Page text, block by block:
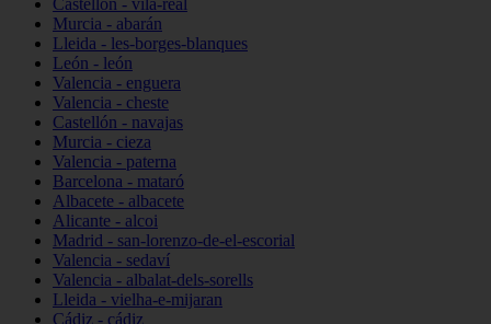
Castellón - vila-real
Murcia - abarán
Lleida - les-borges-blanques
León - león
Valencia - enguera
Valencia - cheste
Castellón - navajas
Murcia - cieza
Valencia - paterna
Barcelona - mataró
Albacete - albacete
Alicante - alcoi
Madrid - san-lorenzo-de-el-escorial
Valencia - sedaví
Valencia - albalat-dels-sorells
Lleida - vielha-e-mijaran
Cádiz - cádiz